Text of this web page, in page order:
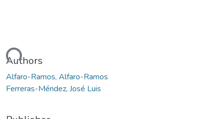
Authors
Alfaro-Ramos, Alfaro-Ramos
Ferreras-Méndez, José Luis